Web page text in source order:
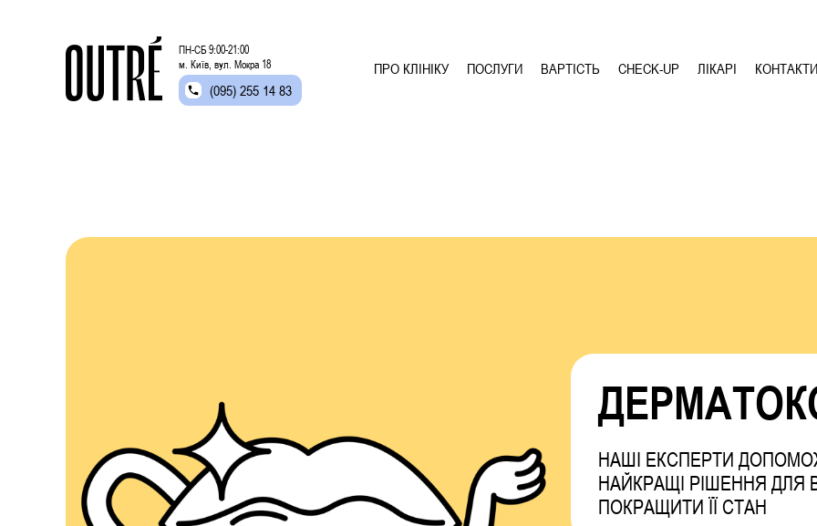
ПН-СБ 9:00-21:00
м. Київ, вул. Мокра 18
(095) 255 14 83
ПРО КЛІНІКУ ПОСЛУГИ ВАРТІСТЬ CHECK-UP ЛІКАРІ КОНТАКТИ
НАШІ ЕКСПЕРТИ
НАЙКРАЩІ РІШЕННЯ ДЛЯ
ПОКРАЩИТИ ЇЇ СТАН